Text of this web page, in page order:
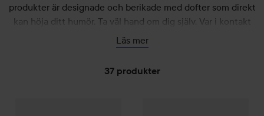
produkter är designade och berikade med dofter som direkt
kan höja ditt humör. Ta väl hand om dig själv. Var i kontakt
med ditt inre och uppmärksamma de små sakerna. I slutändan
kommer det positiva finna sin väg tillbaka till dig och göra dig
Läs mer
37 produkter